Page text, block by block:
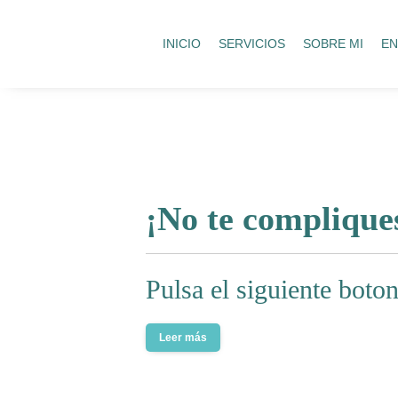
INICIO SERVICIOS SOBRE MI
¡No te
Pulsa el siguiente
Leer más